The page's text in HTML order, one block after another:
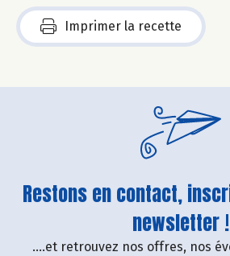
Imprimer la recette
Restons en contact,
newsletter !
....et retrouvez nos offres, nos